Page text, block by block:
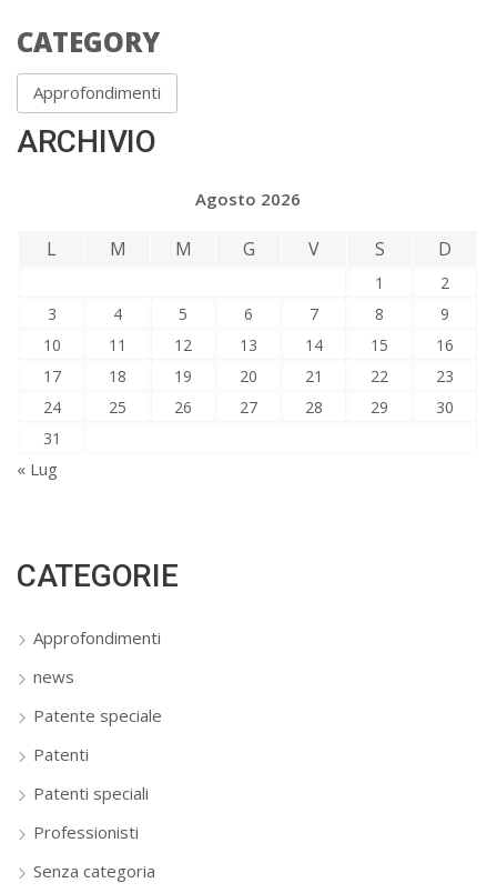
CATEGORY
Approfondimenti
ARCHIVIO
Agosto 2026
L M M G V S D
1
2
3
4 5 6 7 8
9
10
11 12 13 14 15
16
17
18 19 20 21 22
23
24
25 26 27 28 29
30
31
« Lug
CATEGORIE
Approfondimenti
news
Patente speciale
Patenti
Patenti speciali
Professionisti
Senza categoria